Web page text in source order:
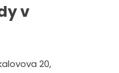
v
20,